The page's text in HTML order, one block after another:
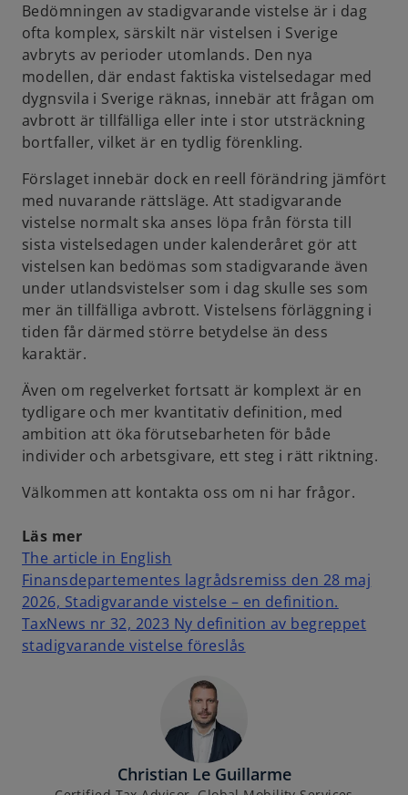
Bedömningen av stadigvarande vistelse är i dag
ofta komplex, särskilt när vistelsen i Sverige
avbryts av perioder utomlands. Den nya
modellen, där endast faktiska vistelsedagar med
dygnsvila i Sverige räknas, innebär att frågan om
avbrott är tillfälliga eller inte i stor utsträckning
bortfaller, vilket är en tydlig förenkling.
Förslaget innebär dock en reell förändring jämfört
med nuvarande rättsläge. Att stadigvarande
vistelse normalt ska anses löpa från första till
sista vistelsedagen under kalenderåret gör att
vistelsen kan bedömas som stadigvarande även
under utlandsvistelser som i dag skulle ses som
mer än tillfälliga avbrott. Vistelsens förläggning i
tiden får därmed större betydelse än dess
karaktär.
Även om regelverket fortsatt är komplext är en
tydligare och mer kvantitativ definition, med
ambition att öka förutsebarheten för både
individer och arbetsgivare, ett steg i rätt riktning.
Välkommen att kontakta oss om ni har frågor.
Läs mer
The article in English
p
e
n
s
n
e
w
Finansdepartementes lagrådsremiss den 28 maj
2026, Stadigvarande vistelse – en definition.
p
TaxNews nr 32, 2023 Ny definition av begreppet
stadigvarande vistelse föreslås
n
Christian Le Guillarme